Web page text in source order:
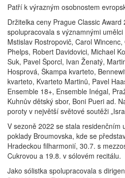
Patří k výrazným osobnostem
Držitelka ceny Prague Classic
spolupracovala s významnými
Mstislav Rostropovič, Carol
Phelps, Robert Davidovici, Michael
Suk, Pavel Šporcl, Ivan Ženatý,
Hosprová, Škampa kvarteto,
kvarteto, Kvarteto Martinů, Pavel
Ensemble 18+, Ensemble Inégal,
Kuhnův dětský sbor, Boni Pueri ad.
poroty v největší světové soutěži
V sezoně 2022 se stala residenčním
poklady Broumovska, kde se
Hradeckou filharmonií, 30.7. s
Cukrovou a 19.8. v sólovém recitálu.
Jako sólistka spolupracovala s